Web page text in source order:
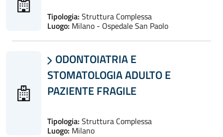
Tipologia: Struttura Complessa
Luogo: Milano - Ospedale San Paolo
 ODONTOIATRIA E
STOMATOLOGIA ADULTO E
PAZIENTE FRAGILE
Tipologia: Struttura Complessa
Luogo: Milano